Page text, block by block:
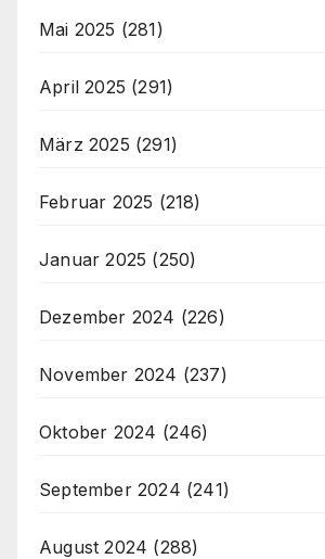
Mai 2025 (281)
April 2025 (291)
März 2025 (291)
Februar 2025 (218)
Januar 2025 (250)
Dezember 2024 (226)
November 2024 (237)
Oktober 2024 (246)
September 2024 (241)
August 2024 (288)